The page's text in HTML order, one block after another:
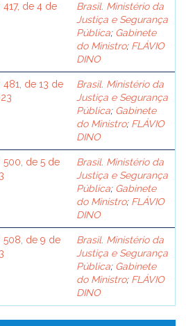
417, de 4 de
Brasil. Ministério da
Justiça e Segurança
Pública; Gabinete
do Ministro; FLÁVIO
DINO
481, de 13 de
Brasil. Ministério da
Justiça e Segurança
Pública; Gabinete
do Ministro; FLÁVIO
DINO
500, de 5 de
Brasil. Ministério da
Justiça e Segurança
Pública; Gabinete
do Ministro; FLÁVIO
DINO
508, de 9 de
Brasil. Ministério da
Justiça e Segurança
Pública; Gabinete
do Ministro; FLÁVIO
DINO